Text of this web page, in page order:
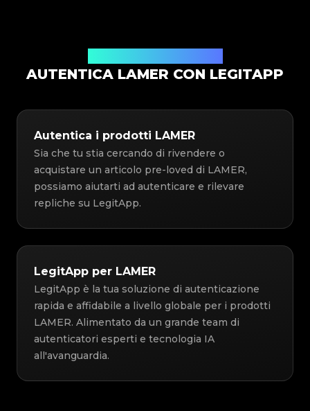
AUTENTICA LAMER CON LEGITAPP
Autentica i prodotti LAMER
Sia che tu stia cercando di rivendere o
acquistare un articolo pre-loved di LAMER,
possiamo aiutarti ad autenticare e rilevare
repliche su LegitApp.
LegitApp per LAMER
LegitApp è la tua soluzione di autenticazione
rapida e affidabile a livello globale per i prodotti
LAMER. Alimentato da un grande team di
autenticatori esperti e tecnologia IA
all'avanguardia.